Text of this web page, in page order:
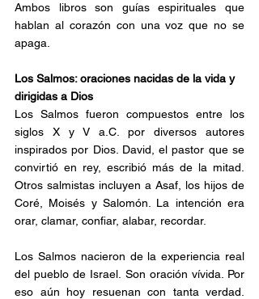
Ambos libros son guías espirituales que
hablan al corazón con una voz que no se
apaga.
Los Salmos: oraciones nacidas de la vida y
dirigidas a Dios
Los Salmos fueron compuestos entre los
siglos X y V a.C. por diversos autores
inspirados por Dios. David, el pastor que se
convirtió en rey, escribió más de la mitad.
Otros salmistas incluyen a Asaf, los hijos de
Coré, Moisés y Salomón. La intención era
orar, clamar, confiar, alabar, recordar.
Los Salmos nacieron de la experiencia real
del pueblo de Israel. Son oración vívida. Por
eso aún hoy resuenan con tanta verdad.